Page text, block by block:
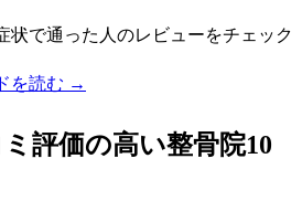
状で通った人のレビューをチェック
を読む →
評価の高い整骨院10